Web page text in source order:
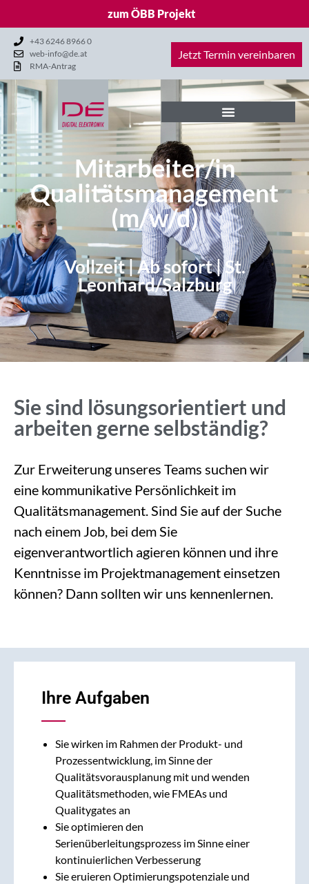
zum ÖBB Projekt
+43 6246 8966 0
web-info@de.at
RMA-Antrag
Jetzt Termin vereinbaren
Mitarbeiter/in
Qualitätsmanagement
(m/w/d)
Vollzeit | Ab sofort | St.
Leonhard/Salzburg
Sie sind lösungsorientiert und
arbeiten gerne selbständig?
Zur Erweiterung unseres Teams suchen wir
eine kommunikative Persönlichkeit im
Qualitätsmanagement. Sind Sie auf der Suche
nach einem Job, bei dem Sie
eigenverantwortlich agieren können und ihre
Kenntnisse im Projektmanagement einsetzen
können? Dann sollten wir uns kennenlernen.
Ihre Aufgaben
Sie wirken im Rahmen der Produkt- und
Prozessentwicklung, im Sinne der
Qualitätsvorausplanung mit und wenden
Qualitätsmethoden, wie FMEAs und
Qualitygates an
Sie optimieren den
Serienüberleitungsprozess im Sinne einer
kontinuierlichen Verbesserung
Sie eruieren Optimierungspotenziale und